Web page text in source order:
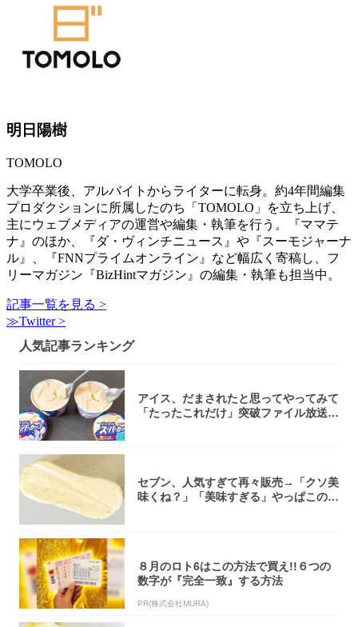
明日陽樹
TOMOLO
大学卒業後、アルバイトからライターに転身。約4年間編集
プロダクションに所属したのち「TOMOLO」を立ち上げ、
主にウェブメディアの運営や編集・執筆を行う。『ママテ
ナ』のほか、『ダ・ヴィンチニュース』や『スーモジャーナ
ル』、『FNNプライムオンライン』など幅広く寄稿し、フ
リーマガジン『BizHintマガジン』の編集・執筆も担当中。
記事一覧を見る >
≫Twitter >
人気記事ランキング
アイス、だまされたと思ってやってみて
「たったこれだけ」突破ファイル放送で
セブン、人気すぎて再々販売→「クソ美
味くね？」「美味すぎる」やっぱこのク
８月のロト6はこの方法で買え!!６つの
数字が『完全一致』する方法
PR(株式会社MURA)